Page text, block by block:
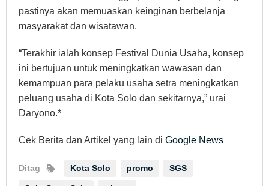
pastinya akan memuaskan keinginan berbelanja
masyarakat dan wisatawan.
“Terakhir ialah konsep Festival Dunia Usaha, konsep
ini bertujuan untuk meningkatkan wawasan dan
kemampuan para pelaku usaha setra meningkatkan
peluang usaha di Kota Solo dan sekitarnya,” urai
Daryono.*
Cek Berita dan Artikel yang lain di Google News
Ditag Kota Solo promo SGS